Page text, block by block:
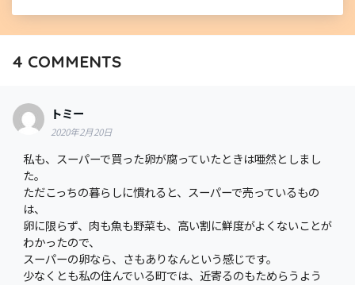
4 COMMENTS
トミー
2020年2月20日
私も、スーパーで買った卵が腐っていたときは唖然としまし
た。
ただこっちの暮らしに慣れると、スーパーで売っているもの
は、
卵に限らず、肉も魚も野菜も、高い割に鮮度がよくないことが
わかったので、
スーパーの卵なら、さもありなんという感じです。
少なくとも私の住んでいる町では、近寄るのもためらうよう